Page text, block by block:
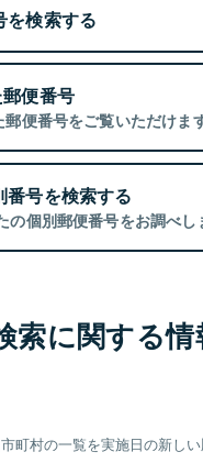
を検索する
便番号
便番号をご覧いただけます
番号を検索する
の個別郵便番号をお調べし
索に関する情
町村の一覧を実施日の新し